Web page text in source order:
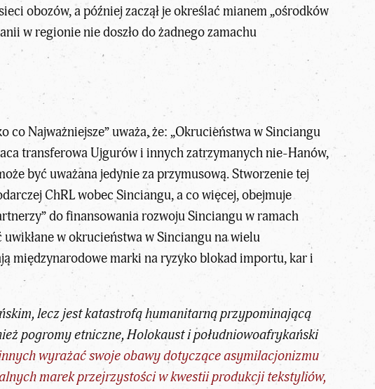
obozów, a później zaczął je określać mianem „ośrodków
w regionie nie doszło do żadnego zamachu
co Najważniejsze” uważa, że: „Okrucieństwa w Sinciangu
transferowa Ujgurów i innych zatrzymanych nie-Hanów,
być uważana jedynie za przymusową. Stworzenie tej
ChRL wobec Sinciangu, a co więcej, obejmuje
do finansowania rozwoju Sinciangu w ramach
w okrucieństwa w Sinciangu na wielu
międzynarodowe marki na ryzyko blokad importu, kar i
lecz jest katastrofą humanitarną przypominającą
pogromy etniczne, Holokaust i południowoafrykański
wyrażać swoje obawy dotyczące asymilacjonizmu
marek przejrzystości w kwestii produkcji tekstyliów,